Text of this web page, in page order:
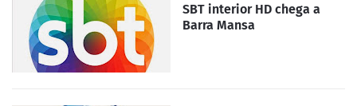
SBT interior HD chega a
Barra Mansa